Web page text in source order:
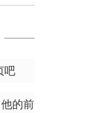
吧
的前